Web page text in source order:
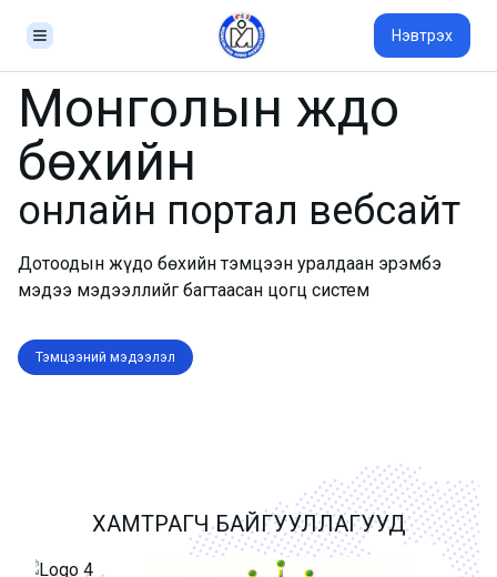
Нэвтрэх
Монголын жүдо
бөхийн
онлайн портал вебсайт
Дотоодын жүдо бөхийн тэмцээн уралдаан эрэмбэ
мэдээ мэдээллийг багтаасан цогц систем
Тэмцээний мэдээлэл
ХАМТРАГЧ БАЙГУУЛЛАГУУД